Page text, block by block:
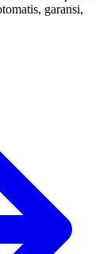
garansi,